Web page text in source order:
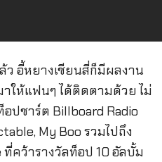
ว อี้หยางเชียนสี่ก็มีผลงาน
ให้แฟนๆ ได้ติดตามด้วย ไม่
ปชาร์ต Billboard Radio
My Boo รวมไปถึง
คว้ารางวัลท็อป 10 อัลบั้ม